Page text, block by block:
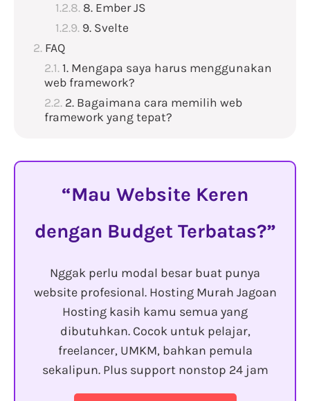
8. Ember JS
9. Svelte
FAQ
1. Mengapa saya harus menggunakan
web framework?
2. Bagaimana cara memilih web
framework yang tepat?
Mau Website Keren
dengan Budget Terbatas?
Nggak perlu modal besar buat punya
website profesional. Hosting Murah Jagoan
Hosting kasih kamu semua yang
dibutuhkan. Cocok untuk pelajar,
freelancer, UMKM, bahkan pemula
sekalipun. Plus support nonstop 24 jam